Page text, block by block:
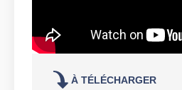
À TÉLÉCHARGER